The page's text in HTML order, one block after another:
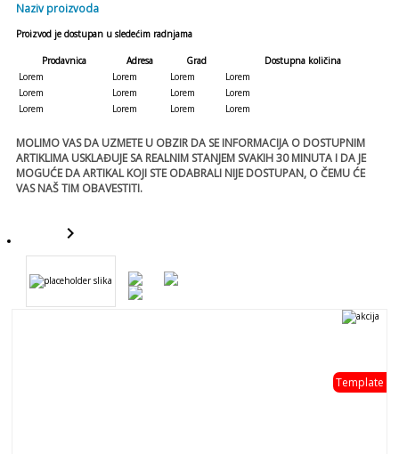
Naziv proizvoda
Proizvod je dostupan u sledećim radnjama
Prodavnica Adresa Grad
Dostupna količina
Lorem
Lorem Lorem
Lorem
Lorem
Lorem Lorem
Lorem
Lorem
Lorem Lorem Lorem
MOLIMO VAS DA UZMETE U OBZIR DA SE INFORMACIJA O DOSTUPNIM
ARTIKLIMA USKLAĐUJE SA REALNIM STANJEM SVAKIH 30 MINUTA I DA JE
MOGUĆE DA ARTIKAL KOJI STE ODABRALI NIJE DOSTUPAN, O ČEMU ĆE
VAS NAŠ TIM OBAVESTITI.
keyboard_arrow_right
- 0 %
template
Template